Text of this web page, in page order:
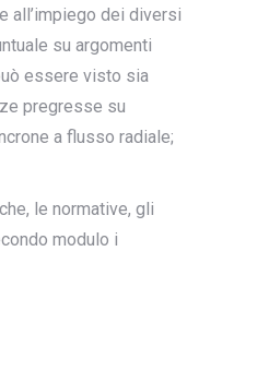
all’impiego dei diversi
su argomenti
essere visto sia
pregresse su
a flusso radiale;
le normative, gli
modulo i